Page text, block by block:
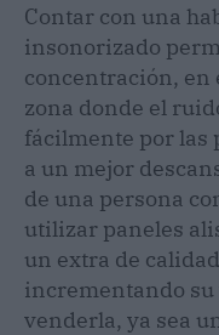
Contar con una
insonorizado
concentración, en
zona donde el
fácilmente por las
a un mejor
de una persona
utilizar paneles
un extra de
incrementando su
venderla, ya sea